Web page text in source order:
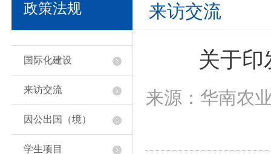
政策法规
国际化建设
来访交流
因公出国（境）
学生项目
来访交流
关于
来源：华南农